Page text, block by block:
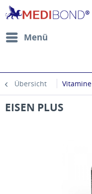
Menü
Übersicht Vitamine
EISEN PLUS